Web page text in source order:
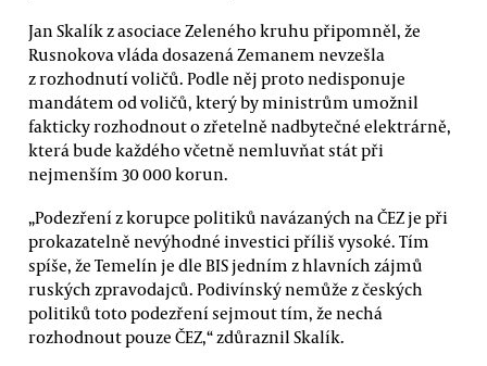
Jan Skalík z asociace Zeleného kruhu připomněl, že
Rusnokova vláda dosazená Zemanem nevzešla
z rozhodnutí voličů. Podle něj proto nedisponuje
mandátem od voličů, který by ministrům umožnil
fakticky rozhodnout o zřetelně nadbytečné elektrárně,
která bude každého včetně nemluvňat stát při
nejmenším 30 000 korun.
„Podezření z korupce politiků navázaných na ČEZ je při
prokazatelně nevýhodné investici příliš vysoké. Tím
spíše, že Temelín je dle BIS jedním z hlavních zájmů
ruských zpravodajců. Podivínský nemůže z českých
politiků toto podezření sejmout tím, že nechá
rozhodnout pouze ČEZ,“ zdůraznil Skalík.